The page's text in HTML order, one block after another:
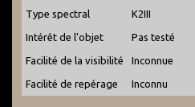
Type spectral K2III
Intérêt de l'objet Pas testé
Facilité de la visibilité Inconnue
Facilité de repérage Inconnu